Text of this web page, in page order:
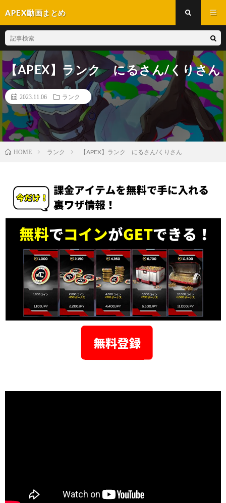
APEX動画まとめ
【APEX】ランク にるさん/くりさん
2023.11.06 ランク
HOME ランク 【APEX】ランク にるさん/くりさん